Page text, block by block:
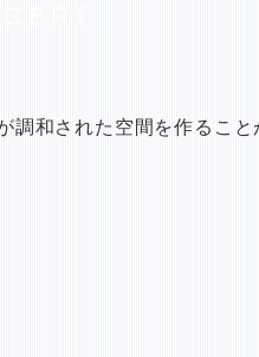
調和された空間を作ること